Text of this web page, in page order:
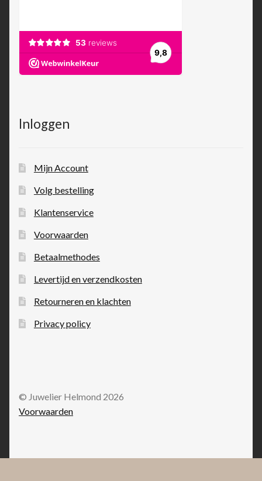
Inloggen
Mijn Account
Volg bestelling
Klantenservice
Voorwaarden
Betaalmethodes
Levertijd en verzendkosten
Retourneren en klachten
Privacy policy
© Juwelier Helmond 2026
Voorwaarden